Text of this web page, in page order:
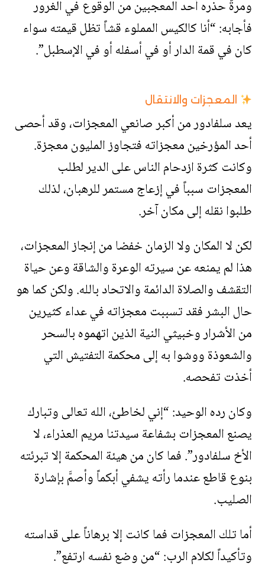
ومرةً حذره أحد المعجبين من الوقوع في الغرور
فأجابه: “أنا كالكيس المملوء قشاً تظل قيمته سواء
كان في قمة الدار أو في أسفله أو في الإسطبل”.
المعجزات والانتقال
يعد سلفادور من أكبر صانعي المعجزات، وقد أحصى
أحد المؤرخين معجزاته فتجاوز المليون معجزة.
وكانت كثرة ازدحام الناس على الدير لطلب
المعجزات سبباً في إزعاج مستمر للرهبان، لذلك
طلبوا نقله إلى مكان آخر.
لكن لا المكان ولا الزمان خفضا من إنجاز المعجزات،
هذا لم يمنعه عن سيرته الوعرة والشاقة وعن حياة
التقشف والصلاة الدائمة والاتحاد بالله. ولكن كما هو
حال البشر فقد تسببت معجزاته في عداء كثيرين
من الأشرار وخبيثي النية الذين اتهموه بالسحر
والشعوذة ووشوا به إلى محكمة التفتيش التي
أخذت تفحصه.
وكان رده الوحيد: “إني لخاطئ، الله تعالى وتبارك
يصنع المعجزات بشفاعة سيدتنا مريم العذراء، لا
الأخ سلفادور”. فما كان من هيئة المحكمة إلا تبرئته
بنوع قاطع عندما رأته يشفي أبكماً وأصمَّ بإشارة
الصليب.
أما تلك المعجزات فما كانت إلا برهاناً على قداسته
وتأكيداً لكلام الرب: “من وضع نفسه ارتفع”.